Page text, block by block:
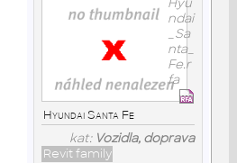
ndai
_Sa
nta_
Fe.r
fa
Hyundai Santa Fe
kat: Vozidla, doprava
Revit family